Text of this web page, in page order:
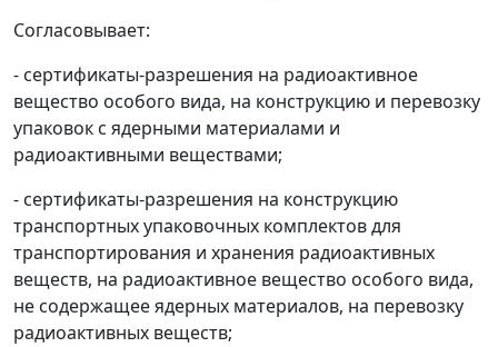
Согласовывает:
- сертификаты-разрешения на радиоактивное
вещество особого вида, на конструкцию и перевозку
упаковок с ядерными материалами и
радиоактивными веществами;
- сертификаты-разрешения на конструкцию
транспортных упаковочных комплектов для
транспортирования и хранения радиоактивных
веществ, на радиоактивное вещество особого вида,
не содержащее ядерных материалов, на перевозку
радиоактивных веществ;